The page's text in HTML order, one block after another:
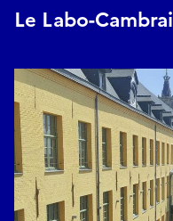
Le Labo-Cambrai